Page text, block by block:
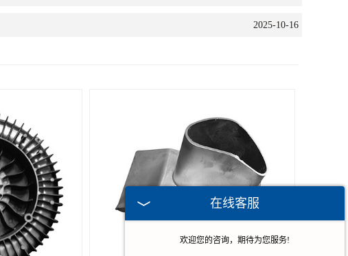
2025-10-16
在线客服
欢迎您的咨询，期待为您服务!